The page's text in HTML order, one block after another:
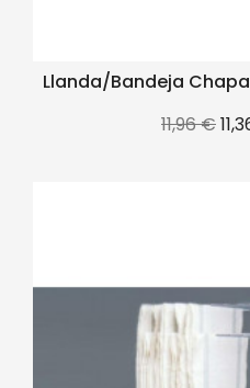
Llanda/Bandeja
Precio
11,96 €